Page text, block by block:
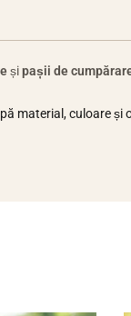
șipașii de
material, culoare și